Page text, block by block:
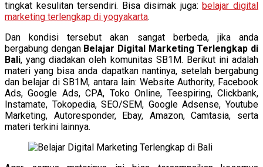
tingkat kesulitan tersendiri. Bisa disimak juga:belajar digital
marketing terlengkap di yogyakarta.
Dan kondisi tersebut akan sangat berbeda, jika anda
bergabung dengan Belajar Digital Marketing Terlengkap di
Bali, yang diadakan oleh komunitas SB1M. Berikut ini adalah
materi yang bisa anda dapatkan nantinya, setelah bergabung
dan belajar di SB1M, antara lain: Website Authority, Facebook
Ads, Google Ads, CPA, Toko Online, Teespiring, Clickbank,
Instamate, Tokopedia, SEO/SEM, Google Adsense, Youtube
Marketing, Autoresponder, Ebay, Amazon, Camtasia, serta
materi terkini lainnya.